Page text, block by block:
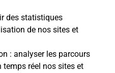
des statistiques
de nos sites et
: analyser les parcours
temps réel nos sites et
posées
Poste Mobile ?